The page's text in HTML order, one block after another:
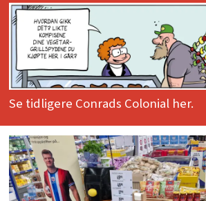
Se tidligere Conrads Colonial her.